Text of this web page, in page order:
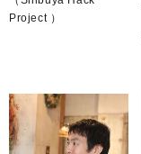
Project ）